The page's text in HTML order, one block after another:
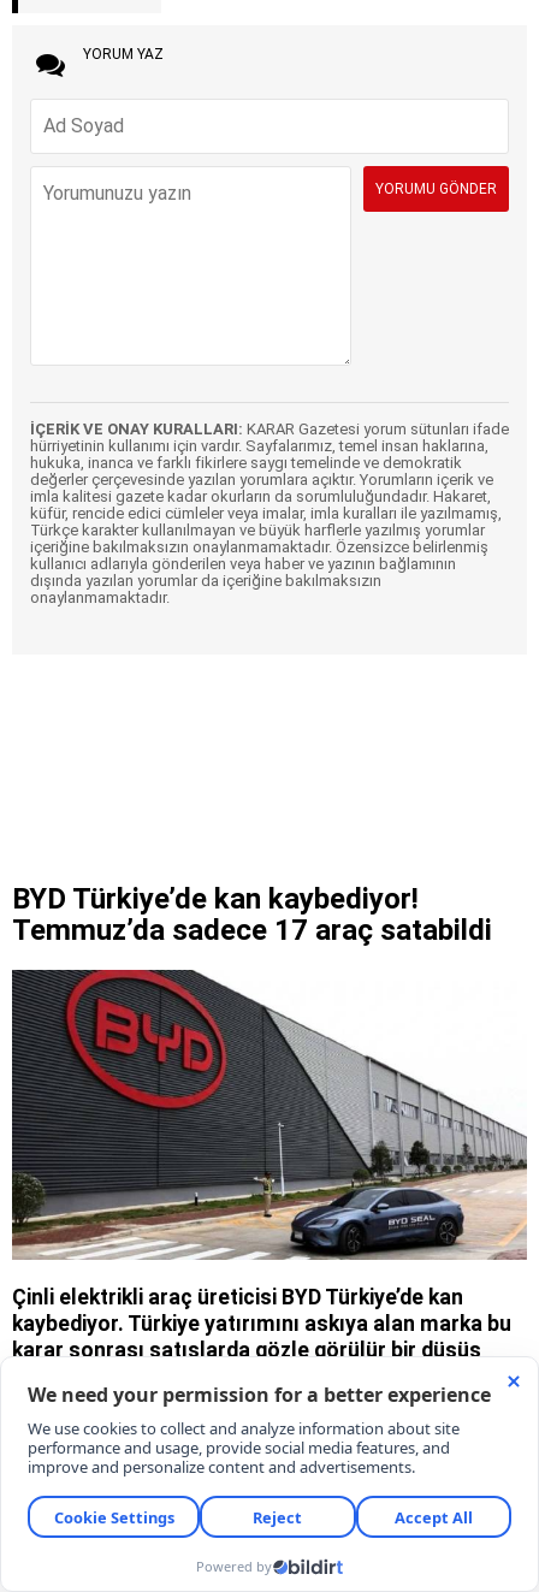
YORUM YAZ
İÇERİK VE ONAY KURALLARI: KARAR Gazetesi yorum sütunları ifade
hürriyetinin kullanımı için vardır. Sayfalarımız, temel insan haklarına,
hukuka, inanca ve farklı fikirlere saygı temelinde ve demokratik
değerler çerçevesinde yazılan yorumlara açıktır. Yorumların içerik ve
imla kalitesi gazete kadar okurların da sorumluluğundadır. Hakaret,
küfür, rencide edici cümleler veya imalar, imla kuralları ile yazılmamış,
Türkçe karakter kullanılmayan ve büyük harflerle yazılmış yorumlar
içeriğine bakılmaksızın onaylanmamaktadır. Özensizce belirlenmiş
kullanıcı adlarıyla gönderilen veya haber ve yazının bağlamının
dışında yazılan yorumlar da içeriğine bakılmaksızın
onaylanmamaktadır.
BYD Türkiye’de kan kaybediyor!
Temmuz’da sadece 17 araç satabildi
Çinli elektrikli araç üreticisi BYD Türkiye’de kan
kaybediyor. Türkiye yatırımını askıya alan marka bu
karar sonrası satışlarda gözle görülür bir düşüş
Esmagül Koçak